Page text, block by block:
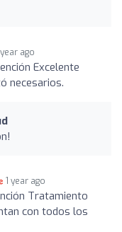
year ago
Excelente
necesarios.
1 year ago
Tratamiento
con todos los